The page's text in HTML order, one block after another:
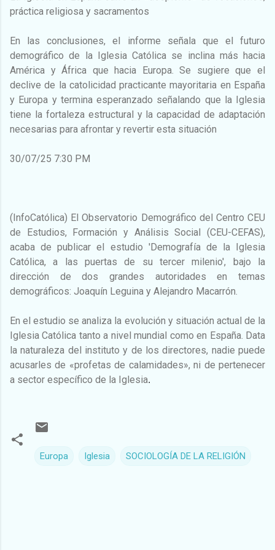
práctica religiosa y sacramentos
En las conclusiones, el informe señala que el futuro
demográfico de la Iglesia Católica se inclina más hacia
América y África que hacia Europa. Se sugiere que el
declive de la catolicidad practicante mayoritaria en España
y Europa y termina esperanzado señalando que la Iglesia
tiene la fortaleza estructural y la capacidad de adaptación
necesarias para afrontar y revertir esta situación
30/07/25 7:30 PM
(InfoCatólica) El Observatorio Demográfico del Centro CEU
de Estudios, Formación y Análisis Social (CEU-CEFAS),
acaba de publicar el estudio 'Demografía de la Iglesia
Católica, a las puertas de su tercer milenio', bajo la
dirección de dos grandes autoridades en temas
demográficos: Joaquín Leguina y Alejandro Macarrón.
En el estudio se analiza la evolución y situación actual de la
Iglesia Católica tanto a nivel mundial como en España. Data
la naturaleza del instituto y de los directores, nadie puede
acusarles de «profetas de calamidades», ni de pertenecer
a sector específico de la Iglesia.
Europa Iglesia SOCIOLOGÍA DE LA RELIGIÓN